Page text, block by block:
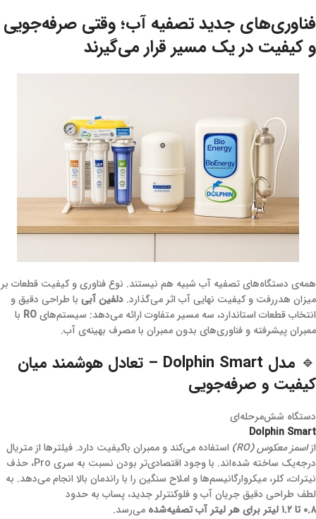
فناوری‌های جدید تصفیه آب؛ وقتی صرفه‌جویی
و کیفیت در یک مسیر قرار می‌گیرند
همه‌ی دستگاه‌های تصفیه آب شبیه هم نیستند. نوع فناوری و کیفیت قطعات بر
میزان هدررفت و کیفیت نهایی آب اثر می‌گذارد. دلفین آبی با طراحی دقیق و
انتخاب قطعات استاندارد، سه مسیر متفاوت ارائه می‌دهد: سیستم‌هایRO با
ممبران پیشرفته و فناوری‌های بدون ممبران با مصرف بهینه‌ی آب.
🔹 مدل Dolphin Smart – تعادل هوشمند میان
کیفیت و صرفه‌جویی
دستگاه شش‌مرحله‌ای
Dolphin Smart
ازاسمز معکوس (RO)
استفاده می‌کند و ممبران باکیفیت دارد. فیلترها از متریال
درجه‌یک ساخته شده‌اند. با وجود اقتصادی‌تر بودن نسبت به سری Pro، حذف
نیترات، کلر، میکروارگانیسم‌ها و املاح سنگین را با راندمان بالا انجام می‌دهد. به
لطف طراحی دقیق جریان آب و فلوکنترلر جدید، پساب به حدود
۰.۸ تا ۱.۲ لیتر برای هر لیتر آب تصفیه‌شده
می‌رسد.